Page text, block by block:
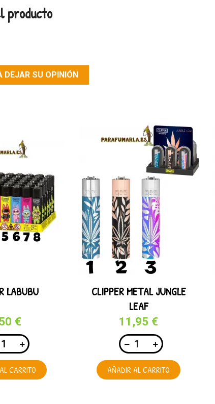
producto
DEJAR SU OPINIÓN
LABUBU
€
CARRITO
CLIPPER METAL JUNGLE
LEAF
11,95 €
AÑADIR AL CARRITO